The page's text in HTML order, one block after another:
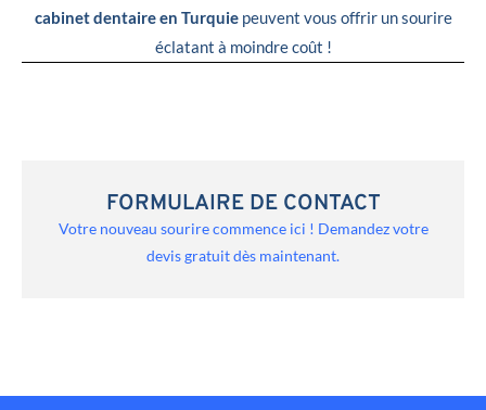
cabinet dentaire en Turquiepeuvent vous offrir un sourire
éclatant à moindre coût !
FORMULAIRE DE CONTACT
Votre nouveau sourire commence ici ! Demandez votre
devis gratuit dès maintenant.